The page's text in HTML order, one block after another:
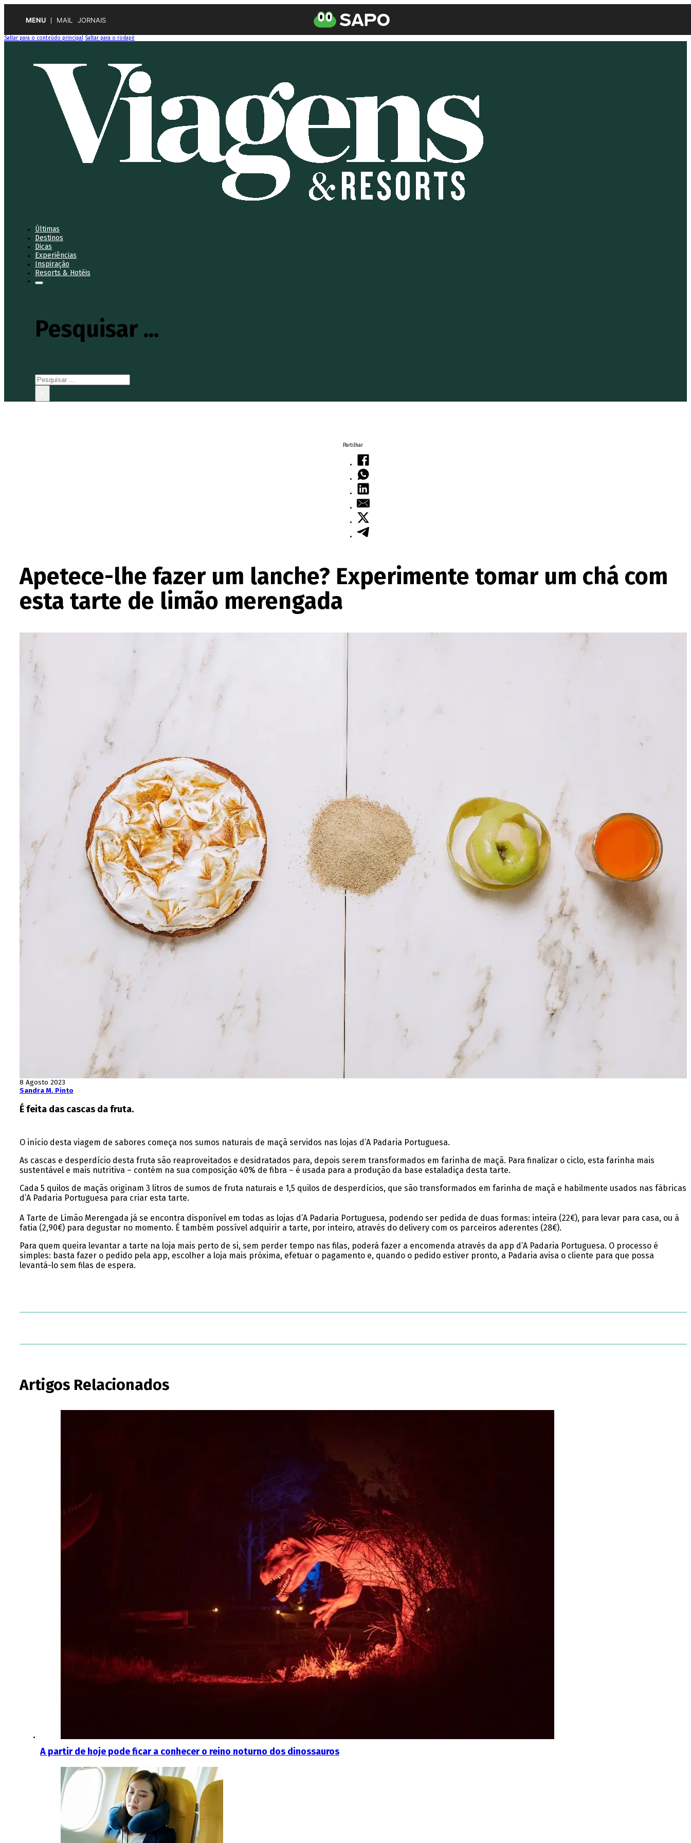
MENU MAIL JORNAIS
Saltar para o conteúdo principal Saltar para o rodapé
Últimas
Destinos
Dicas
Experiências
Inspiração
Resorts & Hotéis
Pesquisar ...
Pesquisar
Partilhar
Apetece-lhe fazer um lanche? Experimente tomar um chá com
esta tarte de limão merengada
8 Agosto 2023
Sandra M. Pinto
É feita das cascas da fruta.
O início desta viagem de sabores começa nos sumos naturais de maçã servidos nas lojas d’A Padaria Portuguesa.
As cascas e desperdício desta fruta são reaproveitados e desidratados para, depois serem transformados em farinha de maçã. Para finalizar o ciclo, esta farinha mais
sustentável e mais nutritiva – contém na sua composição 40% de fibra – é usada para a produção da base estaladiça desta tarte.
Cada 5 quilos de maçãs originam 3 litros de sumos de fruta naturais e 1,5 quilos de desperdícios, que são transformados em farinha de maçã e habilmente usados nas fábricas
d’A Padaria Portuguesa para criar esta tarte.
A Tarte de Limão Merengada já se encontra disponível em todas as lojas d’A Padaria Portuguesa, podendo ser pedida de duas formas: inteira (22€), para levar para casa, ou à
fatia (2,90€) para degustar no momento. É também possível adquirir a tarte, por inteiro, através do delivery com os parceiros aderentes (28€).
Para quem queira levantar a tarte na loja mais perto de si, sem perder tempo nas filas, poderá fazer a encomenda através da app d’A Padaria Portuguesa. O processo é
simples: basta fazer o pedido pela app, escolher a loja mais próxima, efetuar o pagamento e, quando o pedido estiver pronto, a Padaria avisa o cliente para que possa
levantá-lo sem filas de espera.
Artigos Relacionados
A partir de hoje pode ficar a conhecer o reino noturno dos dinossauros